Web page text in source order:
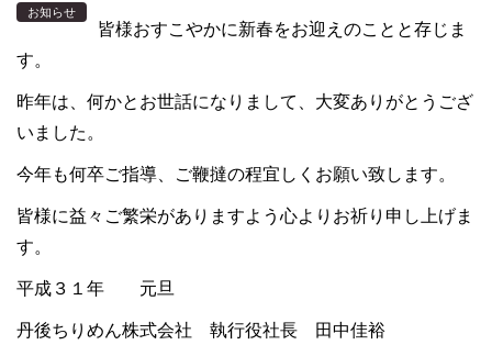
お知らせ
皆様おすこやかに新春をお迎えのことと存じま
す。
昨年は、何かとお世話になりまして、大変ありがとうござ
いました。
今年も何卒ご指導、ご鞭撻の程宜しくお願い致します。
皆様に益々ご繁栄がありますよう心よりお祈り申し上げま
す。
平成３１年 元旦
丹後ちりめん株式会社 執行役社長 田中佳裕